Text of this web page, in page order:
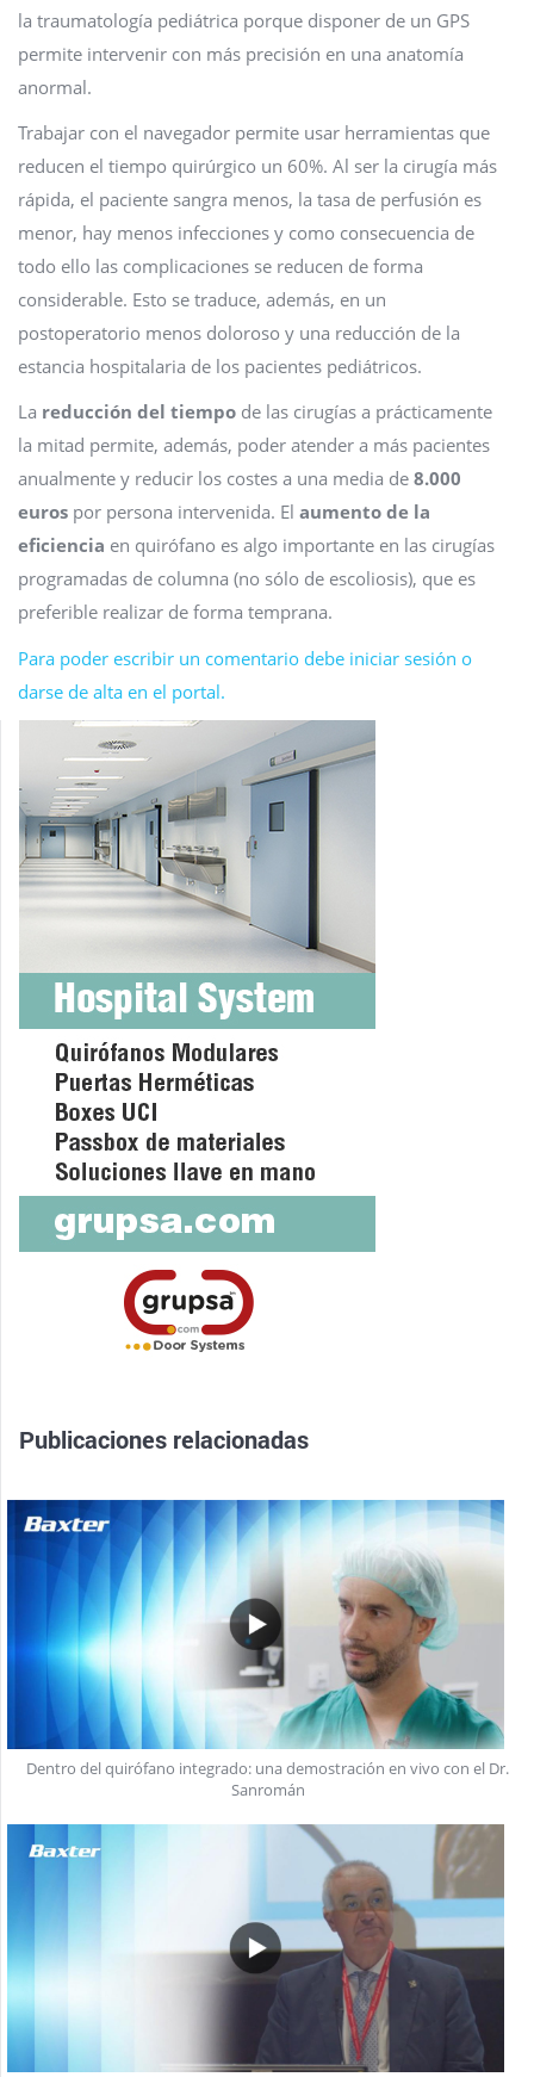
la traumatología pediátrica porque disponer de un GPS
permite intervenir con más precisión en una anatomía
anormal.
Trabajar con el navegador permite usar herramientas que
reducen el tiempo quirúrgico un 60%. Al ser la cirugía más
rápida, el paciente sangra menos, la tasa de perfusión es
menor, hay menos infecciones y como consecuencia de
todo ello las complicaciones se reducen de forma
considerable. Esto se traduce, además, en un
postoperatorio menos doloroso y una reducción de la
estancia hospitalaria de los pacientes pediátricos.
La reducción del tiempo de las cirugías a prácticamente
la mitad permite, además, poder atender a más pacientes
anualmente y reducir los costes a una media de 8.000
euros por persona intervenida. El aumento de la
eficiencia en quirófano es algo importante en las cirugías
programadas de columna (no sólo de escoliosis), que es
preferible realizar de forma temprana.
Para poder escribir un comentario debe iniciar sesión o
darse de alta en el portal.
Publicaciones relacionadas
Dentro del quirófano integrado: una demostración en vivo con el Dr.
Sanromán